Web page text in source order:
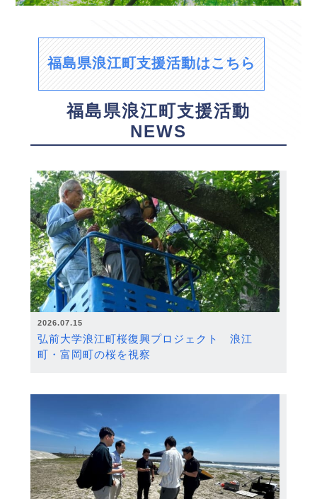
福島県浪江町支援活動はこちら
福島県浪江町支援活動
NEWS
2026.07.15
弘前大学浪江町桜復興プロジェクト 浪江
町・富岡町の桜を視察